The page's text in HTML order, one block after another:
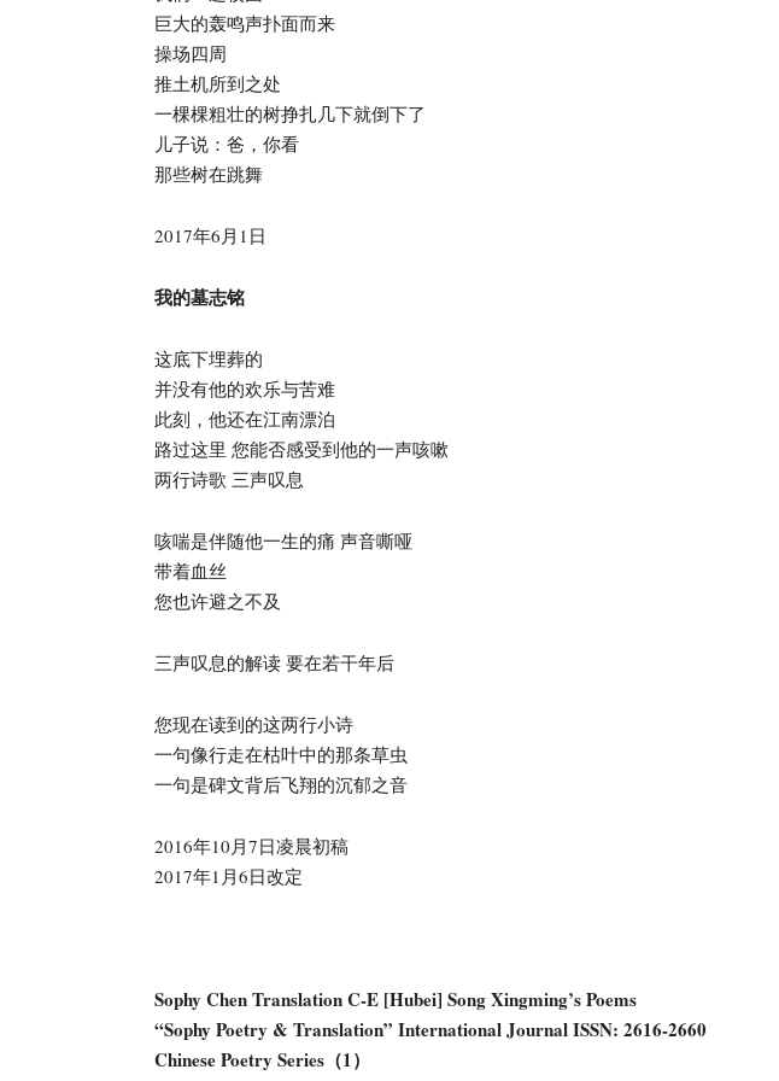
诗
集|
际
巨大的轰鸣声扑面而来
操场四周
推土机所到之处
一棵棵粗壮的树挣扎几下就倒下了
儿子说：爸，你看
那些树在跳舞
2017年6月1日
我的墓志铭
这底下埋葬的
并没有他的欢乐与苦难
此刻，他还在江南漂泊
路过这里 您能否感受到他的一声咳嗽
两行诗歌 三声叹息
咳喘是伴随他一生的痛 声音嘶哑
带着血丝
您也许避之不及
三声叹息的解读 要在若干年后
您现在读到的这两行小诗
一句像行走在枯叶中的那条草虫
一句是碑文背后飞翔的沉郁之音
2016年10月7日凌晨初稿
2017年1月6日改定
Sophy Chen Translation C-E [Hubei] Song Xingming’s Poems
“Sophy Poetry & Translation” International Journal ISSN: 2616-2660
Chinese Poetry Series（1）